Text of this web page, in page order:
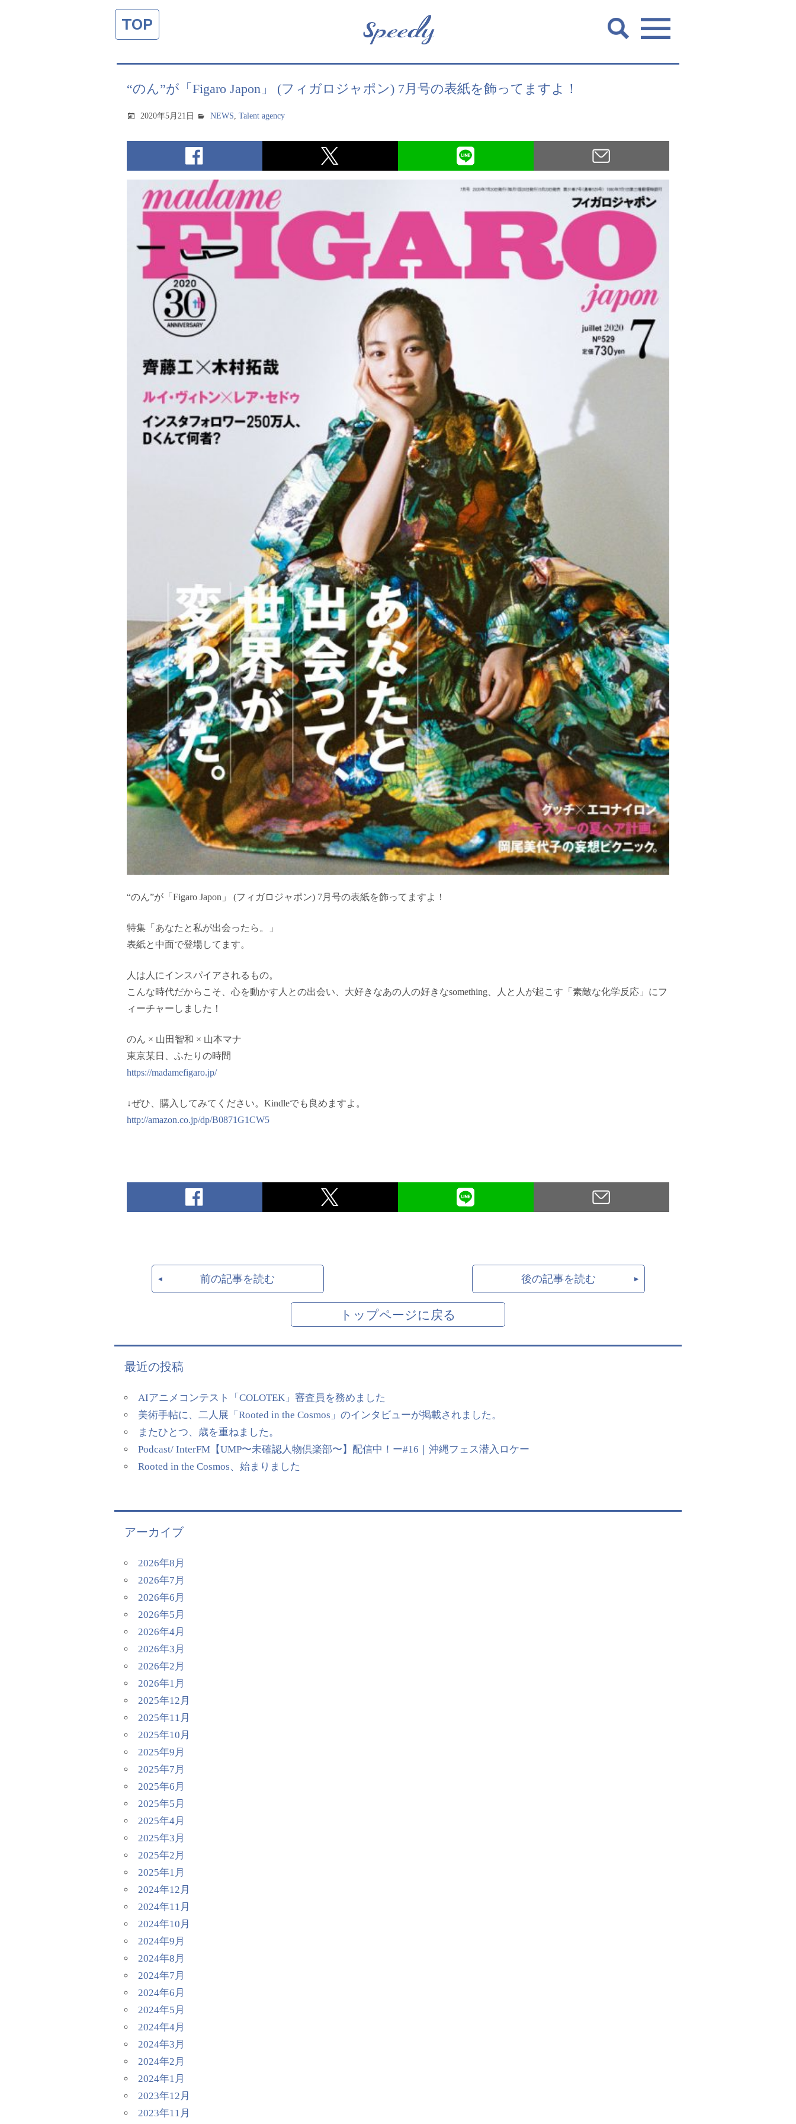
TOP
“のん”が「Figaro Japon」 (フィガロジャポン) 7月号の表紙を飾ってますよ！
2020年5月21日 NEWS,Talent agency
“のん”が「Figaro Japon」 (フィガロジャポン) 7月号の表紙を飾ってますよ！
特集「あなたと私が出会ったら。」
表紙と中面で登場してます。
人は人にインスパイアされるもの。
こんな時代だからこそ、心を動かす人との出会い、大好きなあの人の好きなsomething、人と人が起こす「素敵な化学反応」にフ
ィーチャーしました！
のん × 山田智和 × 山本マナ
東京某日、ふたりの時間
https://madamefigaro.jp/
↓ぜひ、購入してみてください。Kindleでも良めますよ。
http://amazon.co.jp/dp/B0871G1CW5
前の記事を読む 後の記事を読む
トップページに戻る
最近の投稿
AIアニメコンテスト「COLOTEK」審査員を務めました
美術手帖に、二人展「Rooted in the Cosmos」のインタビューが掲載されました。
またひとつ、歳を重ねました。
Podcast/ InterFM【UMP〜未確認人物倶楽部〜】配信中！ー#16｜沖縄フェス潜入ロケー
Rooted in the Cosmos、始まりました
アーカイブ
2026年8月
2026年7月
2026年6月
2026年5月
2026年4月
2026年3月
2026年2月
2026年1月
2025年12月
2025年11月
2025年10月
2025年9月
2025年7月
2025年6月
2025年5月
2025年4月
2025年3月
2025年2月
2025年1月
2024年12月
2024年11月
2024年10月
2024年9月
2024年8月
2024年7月
2024年6月
2024年5月
2024年4月
2024年3月
2024年2月
2024年1月
2023年12月
2023年11月